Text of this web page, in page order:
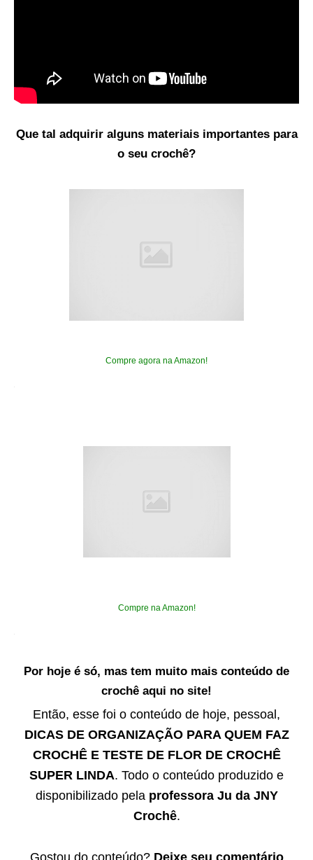
Que tal adquirir alguns materiais importantes para
o seu crochê?
Compre agora na Amazon!
Compre na Amazon!
Por hoje é só, mas tem muito mais conteúdo de
crochê aqui no site!
Então, esse foi o conteúdo de hoje, pessoal,
DICAS DE ORGANIZAÇÃO PARA QUEM FAZ
CROCHÊ E TESTE DE FLOR DE CROCHÊ
SUPER LINDA. Todo o conteúdo produzido e
disponibilizado pela professora Ju da JNY
Crochê.
Gostou do conteúdo? Deixe seu comentário